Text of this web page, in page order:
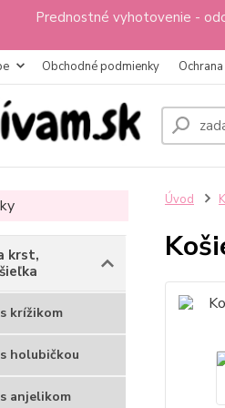
Prednostné vyhotovenie -
Obchodné podmienky
krst,
krížikom
holubičkou
anjelikom
Úvod